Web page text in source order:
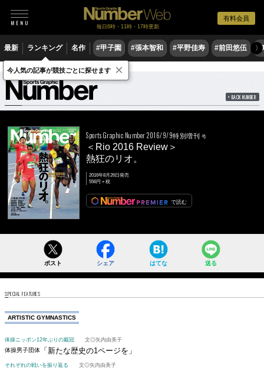
有料会員
毎日6時・11時・17時更新
最新 ランキング 名作 #甲子園 #張本智和 #平野佳寿 #前田悠伍 〉
雑誌 Number 2016/9/9特別増刊号
BACK NUMBER
Sports Graphic Number 2016/9/9特別増刊 号
＜Rio 2016 Review＞
熱狂のリオ。
2016年8月26日発売
556円＋税
で読む
ポスト シェア はてな 送る
SPECIAL FEATURES
ARTISTIC GYMNASTICS
体操ニッポン12年ぶりの戴冠 文◎矢内由美子
体操男子団体 「新たな歴史の1ページを」
それぞれの戦いを振り返る 文◎矢内由美子
今人気の記事が競技ごとに探せます ×